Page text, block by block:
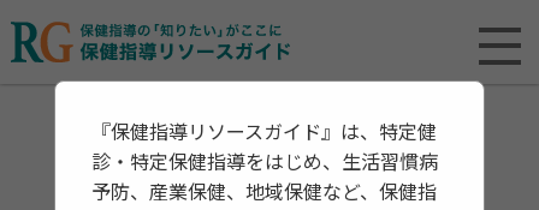
『保健指導リソースガイド』は、特定健
診・特定保健指導をはじめ、生活習慣病
予防、産業保健、地域保健など、保健指